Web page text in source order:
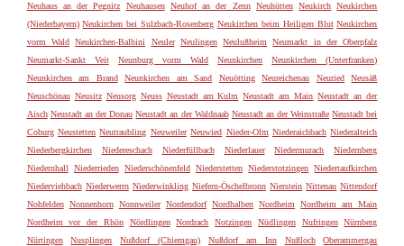
Neuhaus an der Pegnitz
Neuhausen Neuhof an der Zenn Neuhütten Neukirch Neukirchen
(Niederbayern) Neukirchen bei Sulzbach-Rosenberg Neukirchen beim Heiligen Blut Neukirchen
vorm Wald Neukirchen-Balbini Neuler Neulingen Neulußheim
Neumarkt in der Oberpfalz
Neumarkt-Sankt Veit
Neunburg vorm Wald Neunkirchen
Neunkirchen (Unterfranken)
Neunkirchen am Brand
Neunkirchen am Sand Neuötting Neureichenau Neuried
Neusäß
Neuschönau Neusitz Neusorg Neuss Neustadt am Kulm Neustadt am Main Neustadt an der
Aisch Neustadt an der Donau Neustadt an der Waldnaab Neustadt an der Weinstraße Neustadt bei
Coburg Neustetten Neutraubling Neuweiler Neuwied Nieder-Olm Niederaichbach Niederalteich
Niederbergkirchen
Niedereschach Niederfüllbach Niederlauer Niedermurach
Niedernberg
Niedernhall
Niederrieden Niederschönenfeld Niederstetten Niederstotzingen Niedertaufkirchen
Niederviehbach Niederwerrn Niederwinkling Niefern-Öschelbronn Nierstein Nittenau Nittendorf
Nohfelden Nonnenhorn Nonnweiler Nordendorf Nordhalben Nordheim
Nordheim am Main
Nordheim vor der Rhön
Nördlingen Nordrach Notzingen Nüdlingen Nufringen
Nürnberg
Nürtingen
Nusplingen Nußdorf (Chiemgau) Nußdorf am Inn Nußloch
Oberammergau